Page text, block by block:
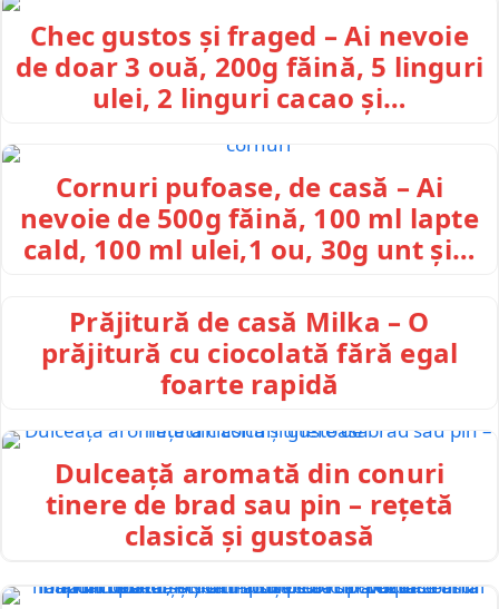
Chec gustos și fraged – Ai nevoie
de doar 3 ouă, 200g făină, 5 linguri
ulei, 2 linguri cacao și…
Cornuri pufoase, de casă – Ai
nevoie de 500g făină, 100 ml lapte
cald, 100 ml ulei,1 ou, 30g unt și…
Prăjitură de casă Milka – O
prăjitură cu ciocolată fără egal
foarte rapidă
Dulceață aromată din conuri
tinere de brad sau pin – rețetă
clasică și gustoasă